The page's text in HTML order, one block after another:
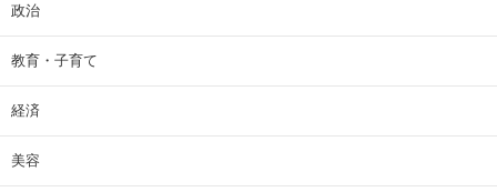
政治
教育・子育て
経済
美容